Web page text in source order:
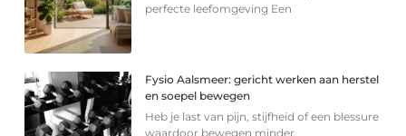
perfecte leefomgeving Een
Fysio Aalsmeer: gericht werken aan herstel
en soepel bewegen
Heb je last van pijn, stijfheid of een blessure
waardoor bewegen minder